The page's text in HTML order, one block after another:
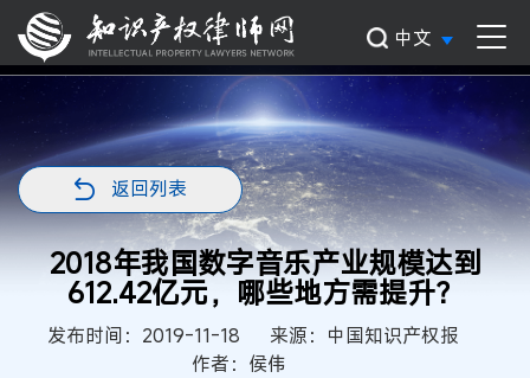
中文
返回列表
2018年我国数字音乐产业规模达到
612.42亿元，哪些地方需提升？
发布时间：2019-11-18
来源：中国知识产权报
作者：侯伟